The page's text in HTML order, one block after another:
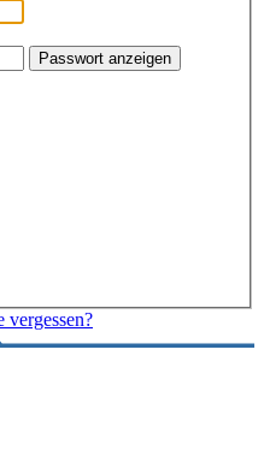
Passwort anzeigen
vergessen?